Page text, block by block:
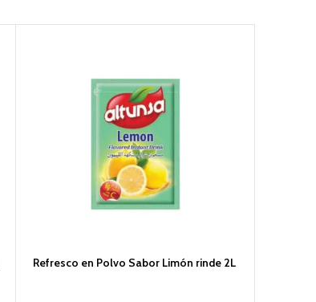
Refresco en Polvo Sabor Limón rinde 2L